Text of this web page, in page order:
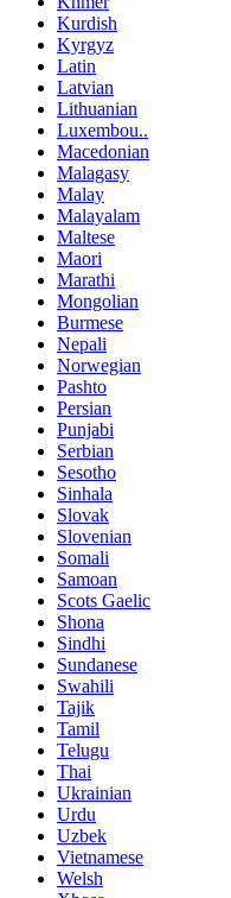
Kurdish
Kyrgyz
Latin
Latvian
Lithuanian
Luxembou..
Macedonian
Malagasy
Malay
Malayalam
Maltese
Maori
Marathi
Mongolian
Burmese
Nepali
Norwegian
Pashto
Persian
Punjabi
Serbian
Sesotho
Sinhala
Slovak
Slovenian
Somali
Samoan
Scots Gaelic
Shona
Sindhi
Sundanese
Swahili
Tajik
Tamil
Telugu
Thai
Ukrainian
Urdu
Uzbek
Vietnamese
Welsh